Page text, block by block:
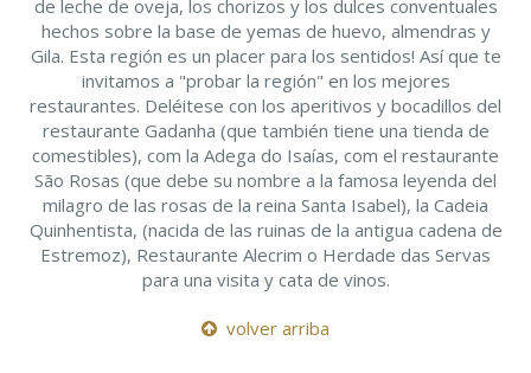
de leche de oveja, los chorizos y los dulces conventuales
hechos sobre la base de yemas de huevo, almendras y
Gila. Esta región es un placer para los sentidos! Así que te
invitamos a "probar la región" en los mejores
restaurantes. Deléitese con los aperitivos y bocadillos del
restaurante Gadanha (que también tiene una tienda de
comestibles), com la Adega do Isaías, com el restaurante
São Rosas (que debe su nombre a la famosa leyenda del
milagro de las rosas de la reina Santa Isabel), la Cadeia
Quinhentista, (nacida de las ruinas de la antigua cadena de
Estremoz), Restaurante Alecrim o Herdade das Servas
para una visita y cata de vinos.
volver arriba